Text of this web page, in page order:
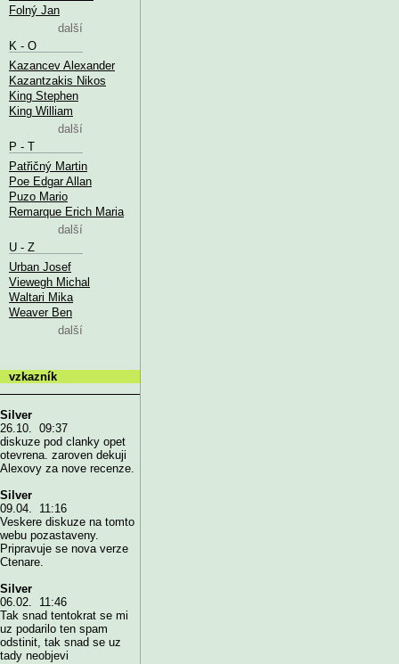
Folný Jan
další
K - O
Kazancev Alexander
Kazantzakis Nikos
King Stephen
King William
další
P - T
Patřičný Martin
Poe Edgar Allan
Puzo Mario
Remarque Erich Maria
další
U - Z
Urban Josef
Viewegh Michal
Waltari Mika
Weaver Ben
další
vzkazník
Silver
26.10. 09:37
diskuze pod clanky opet
otevrena. zaroven dekuji
Alexovy za nove recenze.
Silver
09.04. 11:16
Veskere diskuze na tomto
webu pozastaveny.
Pripravuje se nova verze
Ctenare.
Silver
06.02. 11:46
Tak snad tentokrat se mi
uz podarilo ten spam
odstinit, tak snad se uz
tady neobjevi